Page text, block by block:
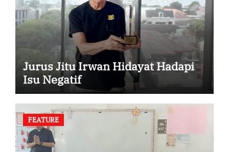
Jurus Jitu Irwan Hidayat Hadapi
Isu Negatif
FEATURE